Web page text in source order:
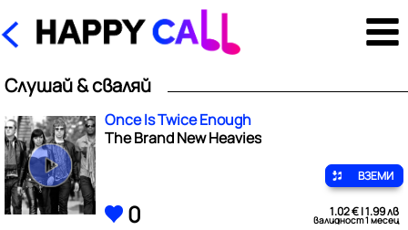
Слушай & сваляй
Once Is Twice Enough
The Brand New Heavies
ВЗЕМИ
0 1.02 € | 1.99 лв
валидност 1 месец